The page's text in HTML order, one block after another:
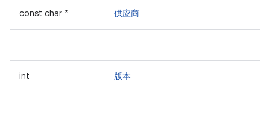
const char * 供应商
int 版本